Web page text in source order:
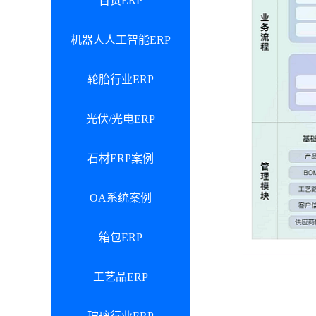
机器人人工智能ERP
轮胎行业ERP
光伏/光电ERP
石材ERP案例
OA系统案例
箱包ERP
工艺品ERP